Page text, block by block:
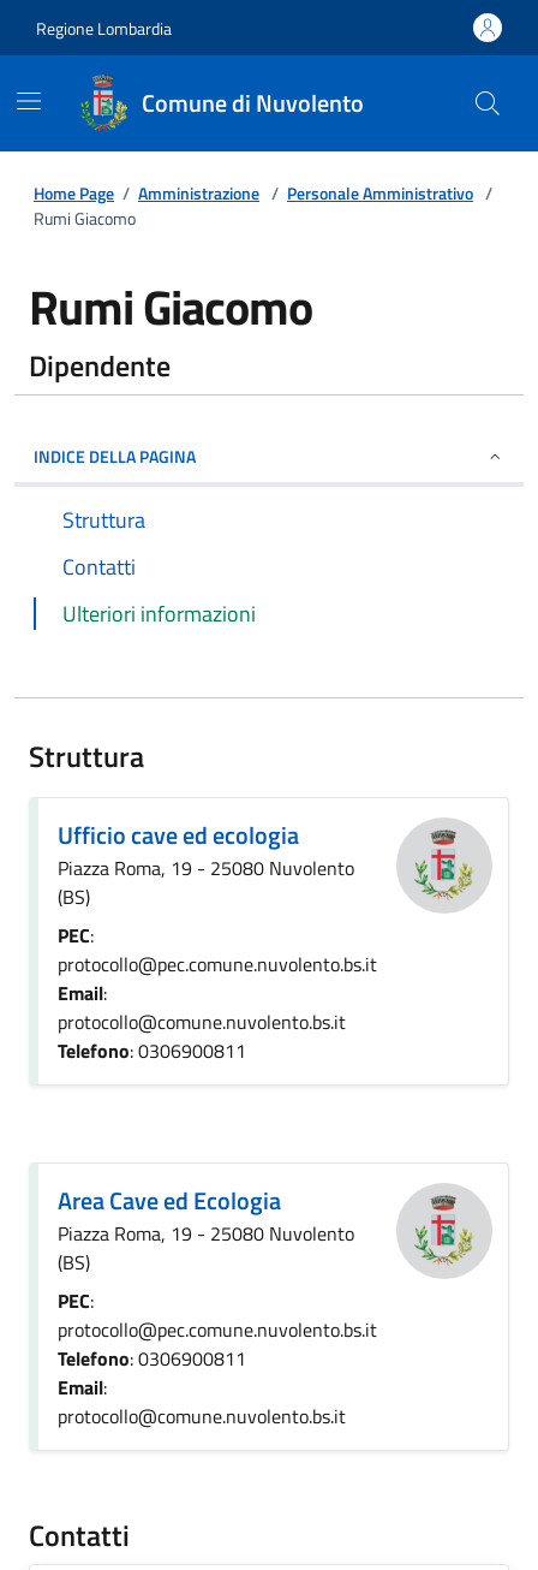
Regione Lombardia
Comune di Nuvolento
Home Page / Amministrazione / Personale Amministrativo /
Rumi Giacomo
Rumi Giacomo
Dipendente
INDICE DELLA PAGINA
Struttura
Contatti
Ulteriori informazioni
Struttura
Ufficio cave ed ecologia
Piazza Roma, 19 - 25080 Nuvolento
(BS)
PEC:
protocollo@pec.comune.nuvolento.bs.it
Email:
protocollo@comune.nuvolento.bs.it
Telefono: 0306900811
Area Cave ed Ecologia
Piazza Roma, 19 - 25080 Nuvolento
(BS)
PEC:
protocollo@pec.comune.nuvolento.bs.it
Telefono: 0306900811
Email:
protocollo@comune.nuvolento.bs.it
Contatti